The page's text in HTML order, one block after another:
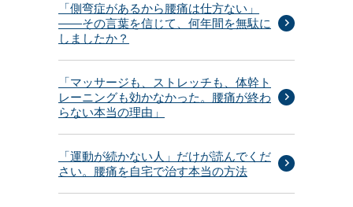
「側弯症があるから腰痛は仕方ない」
——その言葉を信じて、何年間を無駄に
しましたか？
「マッサージも、ストレッチも、体幹ト
レーニングも効かなかった。腰痛が終わ
らない本当の理由」
「運動が続かない人」だけが読んでくだ
さい。腰痛を自宅で治す本当の方法